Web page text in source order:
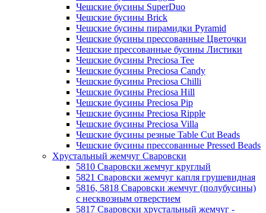
Чешские бусины SuperDuo
Чешские бусины Brick
Чешские бусины пирамидки Pyramid
Чешские бусины прессованные Цветочки
Чешские прессованные бусины Листики
Чешские бусины Preciosa Tee
Чешские бусины Preciosa Candy
Чешские бусины Preciosa Chilli
Чешские бусины Preciosa Hill
Чешские бусины Preciosa Pip
Чешские бусины Preciosa Ripple
Чешские бусины Preciosa Villa
Чешские бусины резные Table Cut Beads
Чешские бусины прессованные Pressed Beads
Хрустальный жемчуг Сваровски
5810 Сваровски жемчуг круглый
5821 Сваровски жемчуг капля грушевидная
5816, 5818 Сваровски жемчуг (полубусины)
с несквозным отверстием
5817 Сваровски хрустальный жемчуг -